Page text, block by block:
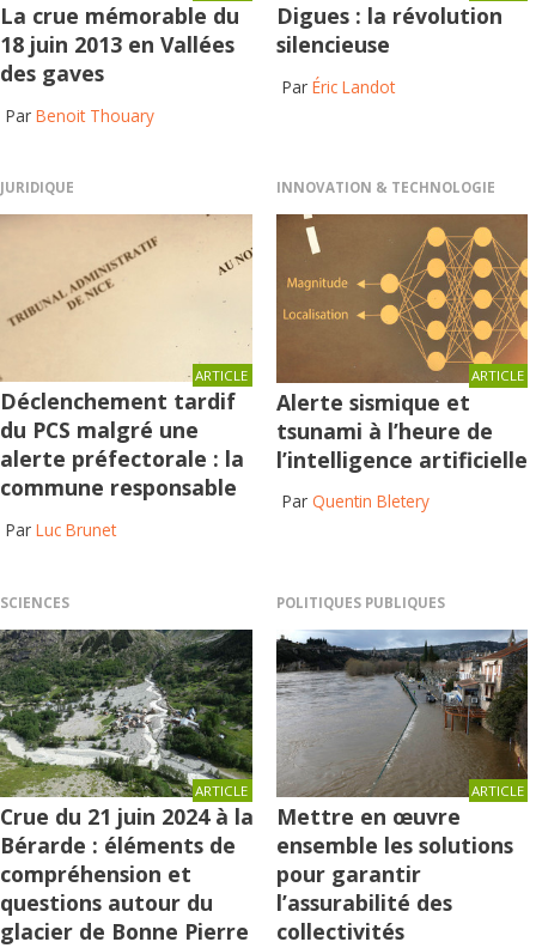
La crue mémorable du
18 juin 2013 en Vallées
des gaves
Par Benoit Thouary
Digues : la révolution
silencieuse
Par Éric Landot
JURIDIQUE
ARTICLE
Déclenchement tardif
du PCS malgré une
alerte préfectorale : la
commune responsable
Par Luc Brunet
INNOVATION & TECHNOLOGIE
ARTICLE
Alerte sismique et
tsunami à l’heure de
l’intelligence artificielle
Par Quentin Bletery
SCIENCES
ARTICLE
Crue du 21 juin 2024 à la
Bérarde : éléments de
compréhension et
questions autour du
glacier de Bonne Pierre
POLITIQUES PUBLIQUES
ARTICLE
Mettre en œuvre
ensemble les solutions
pour garantir
l’assurabilité des
collectivités